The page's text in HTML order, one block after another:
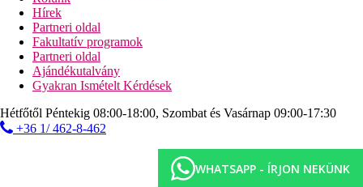
strandbárban, egyes helyi alkoholos és alkoholmentes
italok 11:00 és 23:00 óra között.
Szálláshely besorolás
Az adott ország hivatalos besorolása: 4*.
Távolságok
300 m
Hírek
Partneri oldal
Fakultatív programok
Partneri oldal
Ajándékutalvány
Gyakran Ismételt Kérdések
Hétfőtől Péntekig 08:00-18:00, Szombat és Vasárnap 09:00-17:30
+36 1/ 462-8-462
WHATSAPP - ÍRJON NEKÜNK